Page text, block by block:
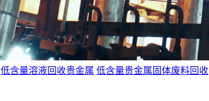
低含量溶液回收贵金属 低含量贵金属固体废料回收